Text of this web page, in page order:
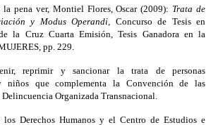
la pena ver, Montiel Flores, Oscar (2009): Trata de
y Modus Operandi, Concurso de Tesis en
la Cruz Cuarta Emisión, Tesis Ganadora en la
pp. 229.
reprimir y sancionar la trata de personas
niños que complementa la Convención de las
Organizada Transnacional.
Derechos Humanos y el Centro de Estudios e